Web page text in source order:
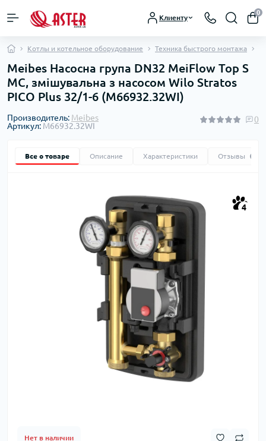
Клиенту
0
Котлы и котельное оборудование Техника быстрого монтажа
Meibes Насосна група DN32 MeiFlow Top S
MC, змішувальна з насосом Wilo Stratos
PICO Plus 32/1-6 (M66932.32WI)
Производитель: Meibes
Артикул: M66932.32WI
0
Все о товаре Описание Характеристики Отзывы
4
Нет в наличии